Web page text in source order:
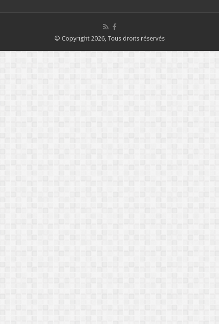
© Copyright 2026, Tous droits réservés